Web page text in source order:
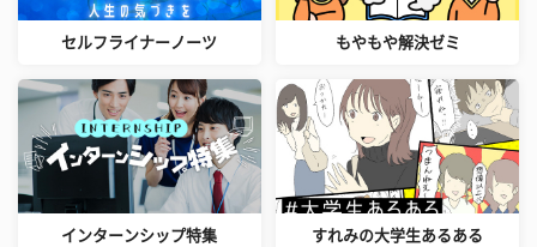
セルフライナーノーツ もやもや解決ゼミ
インターンシップ特集 すれみの大学生あるある